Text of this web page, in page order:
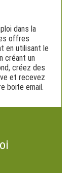
dans la
offres
en utilisant le
créant un
créez des
et recevez
boite email.